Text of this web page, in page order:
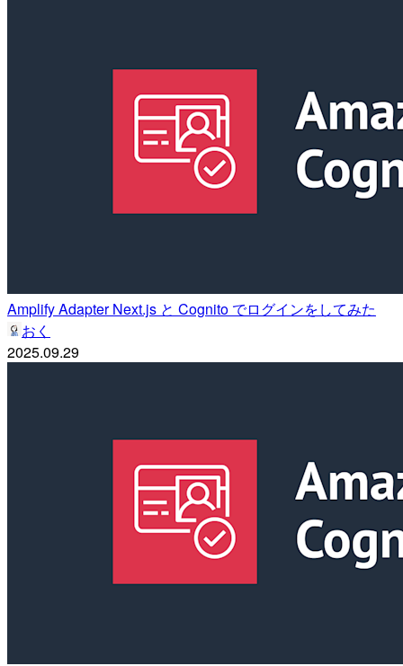
Amplify Adapter Next.js と Cognito でログインをしてみた
おく
2025.09.29